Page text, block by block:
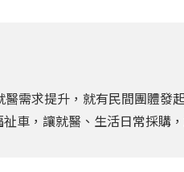
需求提升，就有民間團體發
車，讓就醫、生活日常採購